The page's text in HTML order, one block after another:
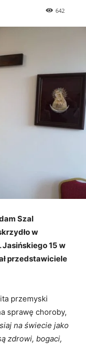
642
Szal
w
Jasińskiego 15 w
przedstawiciele
przemyski
sprawę choroby,
na świecie jako
zdrowi, bogaci,